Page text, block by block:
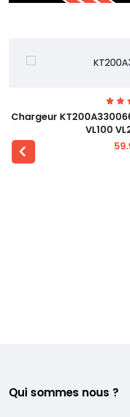
Chargeur
VL100
Qui sommes nous ?